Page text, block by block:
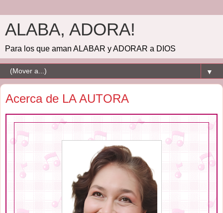
ALABA, ADORA!
Para los que aman ALABAR y ADORAR a DIOS
▼
Acerca de LA AUTORA